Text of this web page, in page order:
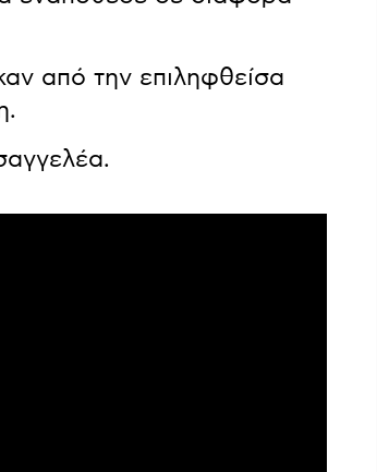
από την επιληφθείσα